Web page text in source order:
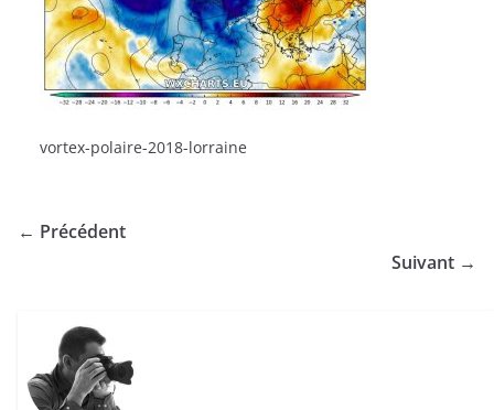
vortex-polaire-2018-lorraine
← Précédent
Suivant →